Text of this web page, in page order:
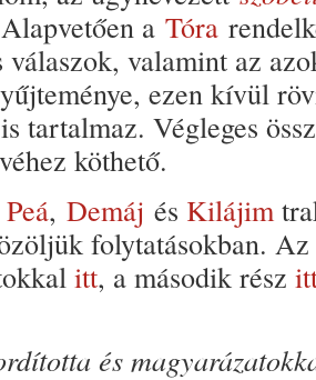
a Tóra
válaszok, valamint az
ezen kívül
tartalmaz. Végleges
köthető.
Peá, Demáj és Kilájim
folytatásokban. Az
itt, a második rész
és